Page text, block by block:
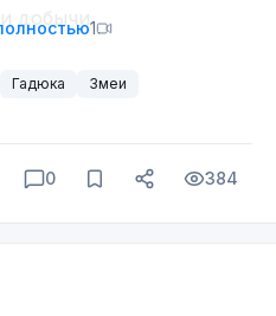
и добычи.1
Гадюка
Змеи
0 384